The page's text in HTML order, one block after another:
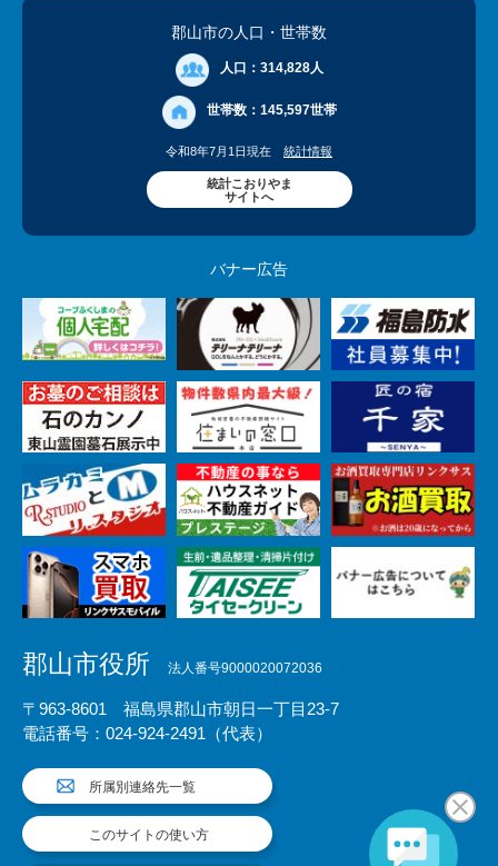
郡山市の人口 ・世帯数
人口： 314,828人
世帯数： 145,597世帯
令和8年7月1日現在 統計情報
統計こおりやま
サイトへ
バナー広告
郡山市役所 法人番号9000020072036
〒963-8601 福島県郡山市朝日一丁目23-7
電話番号：024-924-2491（代表）
所属別連絡先一覧
このサイトの使い方